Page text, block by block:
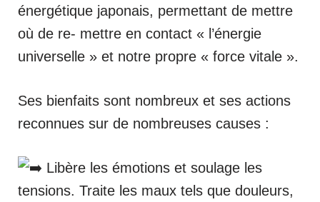
énergétique japonais, permettant de mettre
où de re- mettre en contact « l’énergie
universelle » et notre propre « force vitale ».
Ses bienfaits sont nombreux et ses actions
reconnues sur de nombreuses causes :
Libère les émotions et soulage les
tensions. Traite les maux tels que douleurs,